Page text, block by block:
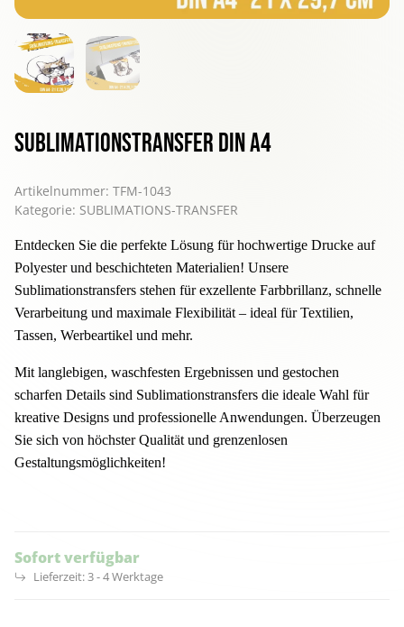
Sublimationstransfer DIN A4
Artikelnummer: TFM-1043
Kategorie: SUBLIMATIONS-TRANSFER
Entdecken Sie die perfekte Lösung für hochwertige Drucke auf
Polyester und beschichteten Materialien! Unsere
Sublimationstransfers stehen für exzellente Farbbrillanz, schnelle
Verarbeitung und maximale Flexibilität – ideal für Textilien,
Tassen, Werbeartikel und mehr.
Mit langlebigen, waschfesten Ergebnissen und gestochen
scharfen Details sind Sublimationstransfers die ideale Wahl für
kreative Designs und professionelle Anwendungen. Überzeugen
Sie sich von höchster Qualität und grenzenlosen
Gestaltungsmöglichkeiten!
Sofort verfügbar
Lieferzeit:3 - 4 Werktage